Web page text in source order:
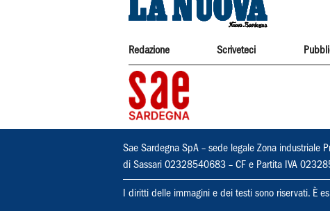
Redazione Scriveteci
Sae Sardegna SpA – sede legale Zona
di Sassari 02328540683 – CF e Partita IVA
I diritti delle immagini e dei testi sono riservati. È